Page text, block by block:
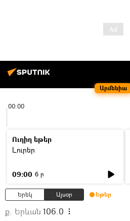
Արմենիա
00:00
Ուղիղ եթեր
Լուրեր
09:00 6 ր
Երեկ Այսօր Եթեր
ք. Երևան 106.0